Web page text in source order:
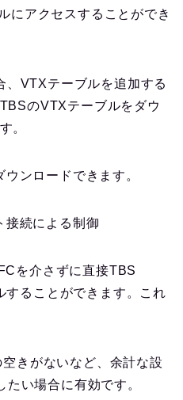
にアクセスすることができ
、VTXテーブルを追加する
のVTXテーブルをダウ
。
ンロードできます。
続による制御
を介さずに直接TBS
ることができます。これ
きがないなど、余計な設
い場合に有効です。